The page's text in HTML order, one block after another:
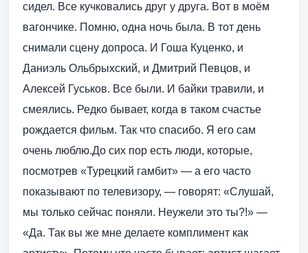
сидел. Все кучковались друг у друга. Вот в моём
вагончике. Помню, одна ночь была. В тот день
снимали сцену допроса. И Гоша Куценко, и
Даниэль Ольбрыхский, и Дмитрий Певцов, и
Алексей Гуськов. Все были. И байки травили, и
смеялись. Редко бывает, когда в таком счастье
рождается фильм. Так что спасибо. Я его сам
очень люблю.До сих пор есть люди, которые,
посмотрев «Турецкий гамбит» — а его часто
показывают по телевизору, — говорят: «Слушай,
мы только сейчас поняли. Неужели это ты?!» —
«Да. Так вы же мне делаете комплимент как